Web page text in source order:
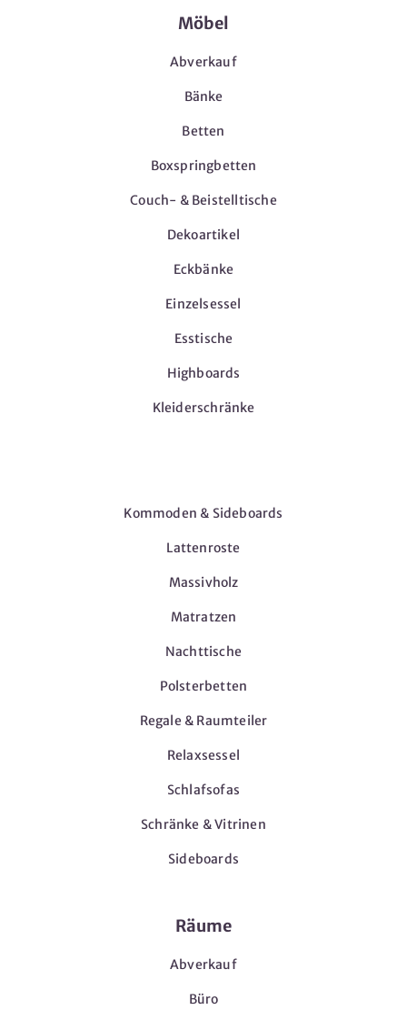
Möbel
Abverkauf
Bänke
Betten
Boxspringbetten
Couch- & Beistelltische
Dekoartikel
Eckbänke
Einzelsessel
Esstische
Highboards
Kleiderschränke
Kommoden & Sideboards
Lattenroste
Massivholz
Matratzen
Nachttische
Polsterbetten
Regale & Raumteiler
Relaxsessel
Schlafsofas
Schränke & Vitrinen
Sideboards
Räume
Abverkauf
Büro